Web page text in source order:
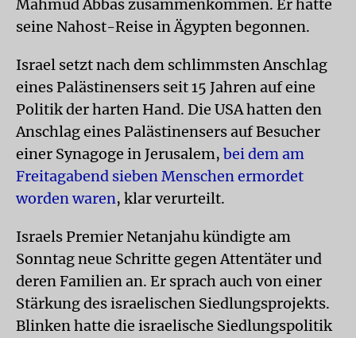
Mahmud Abbas zusammenkommen. Er hatte
seine Nahost-Reise in Ägypten begonnen.
Israel setzt nach dem schlimmsten Anschlag
eines Palästinensers seit 15 Jahren auf eine
Politik der harten Hand. Die USA hatten den
Anschlag eines Palästinensers auf Besucher
einer Synagoge in Jerusalem, bei dem am
Freitagabend sieben Menschen ermordet
worden waren, klar verurteilt.
Israels Premier Netanjahu kündigte am
Sonntag neue Schritte gegen Attentäter und
deren Familien an. Er sprach auch von einer
Stärkung des israelischen Siedlungsprojekts.
Blinken hatte die israelische Siedlungspolitik